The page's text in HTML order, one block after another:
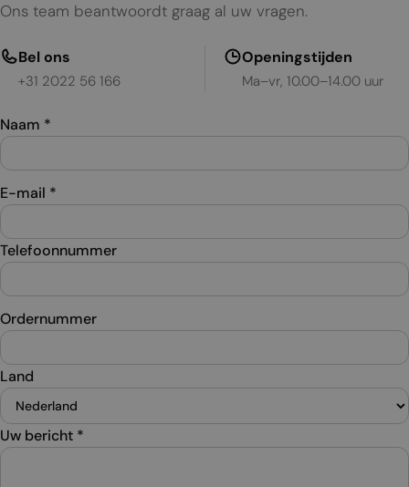
Ons team beantwoordt graag al uw vragen.
Bel ons
+31 2022 56 166
Openingstijden
Ma–vr, 10.00–14.00 uur
Naam *
E-mail *
Telefoonnummer
Ordernummer
Land
Uw bericht *